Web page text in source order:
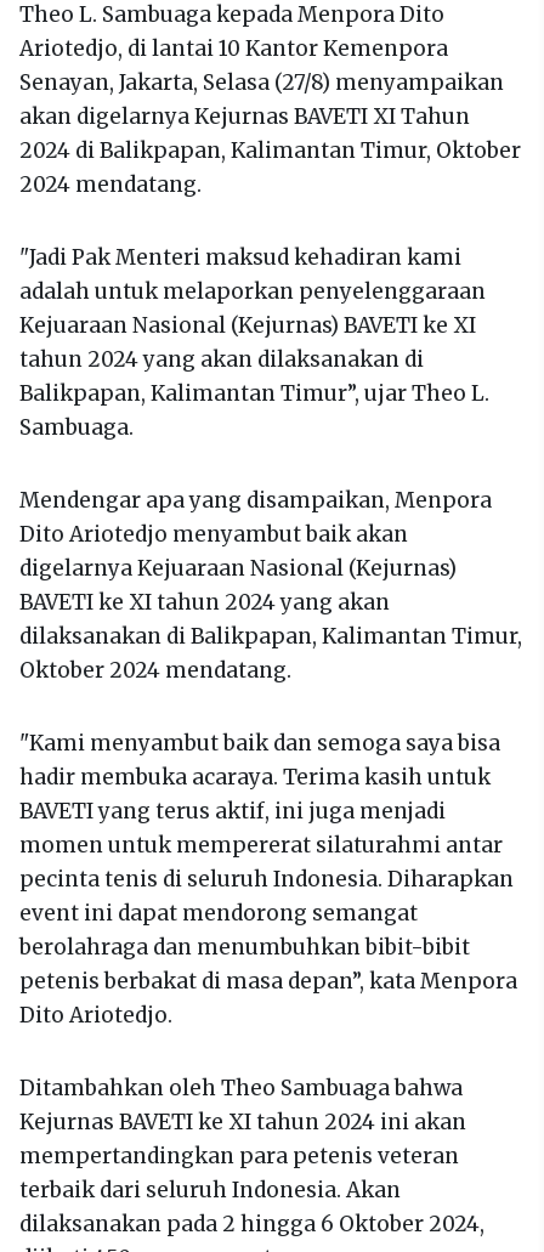
Theo L. Sambuaga kepada Menpora Dito
Ariotedjo, di lantai 10 Kantor Kemenpora
Senayan, Jakarta, Selasa (27/8) menyampaikan
akan digelarnya Kejurnas BAVETI XI Tahun
2024 di Balikpapan, Kalimantan Timur, Oktober
2024 mendatang.
"Jadi Pak Menteri maksud kehadiran kami
adalah untuk melaporkan penyelenggaraan
Kejuaraan Nasional (Kejurnas) BAVETI ke XI
tahun 2024 yang akan dilaksanakan di
Balikpapan, Kalimantan Timur”, ujar Theo L.
Sambuaga.
Mendengar apa yang disampaikan, Menpora
Dito Ariotedjo menyambut baik akan
digelarnya Kejuaraan Nasional (Kejurnas)
BAVETI ke XI tahun 2024 yang akan
dilaksanakan di Balikpapan, Kalimantan Timur,
Oktober 2024 mendatang.
"Kami menyambut baik dan semoga saya bisa
hadir membuka acaraya. Terima kasih untuk
BAVETI yang terus aktif, ini juga menjadi
momen untuk mempererat silaturahmi antar
pecinta tenis di seluruh Indonesia. Diharapkan
event ini dapat mendorong semangat
berolahraga dan menumbuhkan bibit-bibit
petenis berbakat di masa depan”, kata Menpora
Dito Ariotedjo.
Ditambahkan oleh Theo Sambuaga bahwa
Kejurnas BAVETI ke XI tahun 2024 ini akan
mempertandingkan para petenis veteran
terbaik dari seluruh Indonesia. Akan
dilaksanakan pada 2 hingga 6 Oktober 2024,